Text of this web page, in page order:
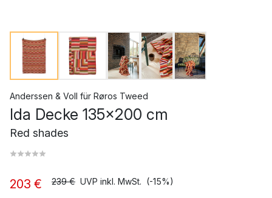
Anderssen & Voll für Røros Tweed
Ida Decke 135x200 cm
Red shades
203 € 239 € UVP inkl. MwSt. (-15%)